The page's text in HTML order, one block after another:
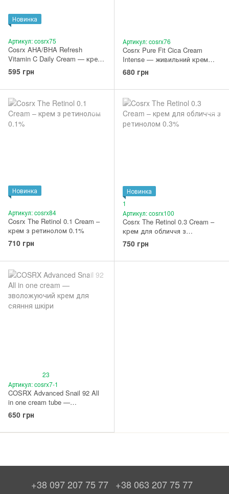
Новинка
Артикул: cosrx75
Cosrx AHA/BHA Refresh
Vitamin C Daily Cream — крем
для обличчя з кислотами та
вітаміном С
595 грн
Артикул: cosrx76
Cosrx Pure Fit Cica Cream
Intense — живильний крем
для чутливої шкіри
680 грн
Новинка
Артикул: cosrx84
Cosrx The Retinol 0.1 Cream –
крем з ретинолом 0.1%
710 грн
Новинка
1
Артикул: cosrx100
Cosrx The Retinol 0.3 Cream –
крем для обличчя з
ретинолом 0.3%
750 грн
23
Артикул: cosrx7-1
COSRX Advanced Snail 92 All
in one cream tube —
зволожуючий крем для
сяяння шкіри в тубі (100 г)
650 грн
+38 097 207 75 77 +38 063 207 75 77